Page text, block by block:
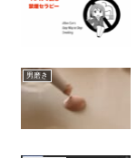
男磨き